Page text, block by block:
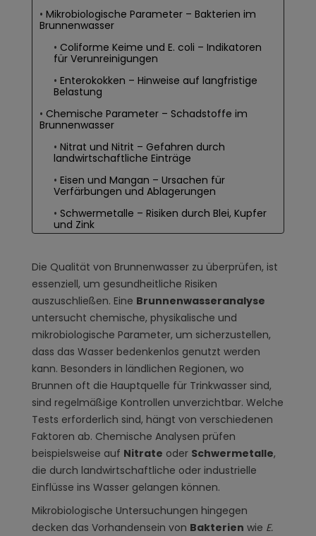
Mikrobiologische Parameter – Bakterien im
Brunnenwasser
Coliforme Keime und E. coli – Indikatoren
für Verunreinigungen
Enterokokken – Hinweise auf langfristige
Belastung
Chemische Parameter – Schadstoffe im
Brunnenwasser
Nitrat und Nitrit – Gefahren durch
landwirtschaftliche Einträge
Eisen und Mangan – Ursachen für
Verfärbungen und Ablagerungen
Schwermetalle – Risiken durch Blei, Kupfer
und Zink
Eisen- und Nitratfilter – Effektive
Entfernung von Schadstoffen
UV-Filteranlagen – Sicherer Schutz vor
Bakterien
Wie oft sollte man eine Brunnenwasseranalyse
durchführen?
Brunnenwasser testen lassen oder selbst
analysieren?
Mehr lesen
Die Qualität von Brunnenwasser zu überprüfen, ist
essenziell, um gesundheitliche Risiken
auszuschließen. Eine Brunnenwasseranalyse
untersucht chemische, physikalische und
mikrobiologische Parameter, um sicherzustellen,
dass das Wasser bedenkenlos genutzt werden
kann. Besonders in ländlichen Regionen, wo
Brunnen oft die Hauptquelle für Trinkwasser sind,
sind regelmäßige Kontrollen unverzichtbar. Welche
Tests erforderlich sind, hängt von verschiedenen
Faktoren ab. Chemische Analysen prüfen
beispielsweise auf Nitrate oder Schwermetalle,
die durch landwirtschaftliche oder industrielle
Einflüsse ins Wasser gelangen können.
Mikrobiologische Untersuchungen hingegen
decken das Vorhandensein von Bakterien wie E.